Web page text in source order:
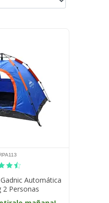
Automática
2 Personas